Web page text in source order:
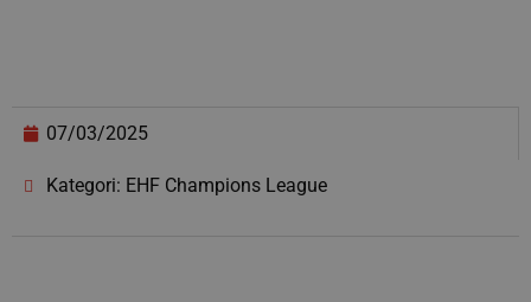
07/03/2025
Kategori: EHF Champions League